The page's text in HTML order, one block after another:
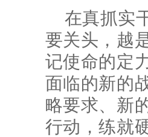
在真抓实
要关头，越
记使命的定
面临的新的
略要求、新
行动，练就